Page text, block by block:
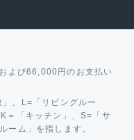
よび66,000円のお支払い
、L=「リビングルー
＝「キッチン」、S=「サ
ーム」を指します。